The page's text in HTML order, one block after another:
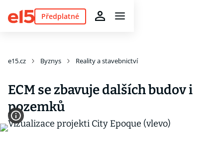
Předplatné
e15.cz Byznys Reality a stavebnictví
ECM se zbavuje dalších budov i
pozemků